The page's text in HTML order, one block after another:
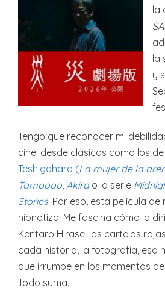
la
la
y
Tengo que reconocer mi
cine: desde clásicos como los de
Teshigahara (La mujer de la
Tampopo Akira o la serie
Stories. Por eso, esta película
hipnotiza. Me fascina cómo la
Kentaro Hirase: las cartelas
cada historia, la fotografía, esa
que irrumpe en los momentos
Todo suma.